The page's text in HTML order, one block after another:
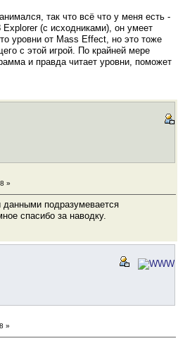
так что всё что у меня есть -
(с исходниками), он умеет
уровни от Mass Effect, но это тоже
с этой игрой. По крайней мере
и правда читает уровни, поможет
»
подразумевается
спасибо за наводку.
»